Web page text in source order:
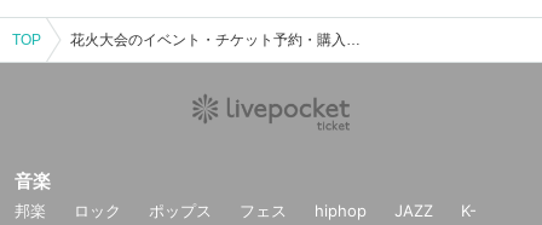
TOP 花火大会のイベント・チケット予約・購入・販売情報一覧
音楽
邦楽 ロック ポップス フェス hiphop JAZZ
K-